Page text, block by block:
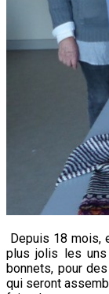
Depuis 18 mois,
plus jolis les
bonnets, pour
qui seront